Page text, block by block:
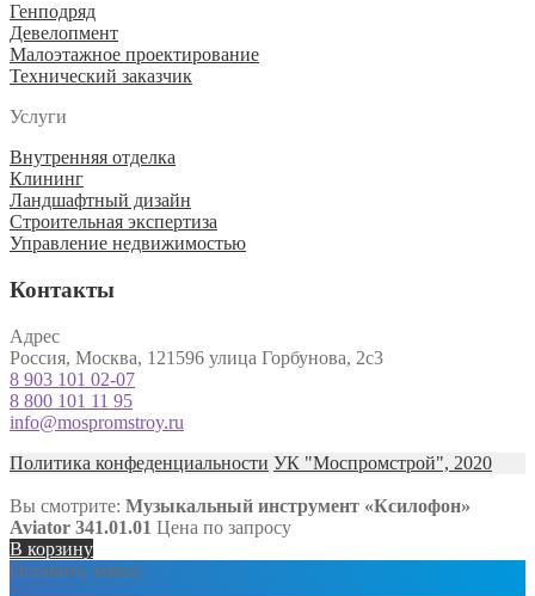
Генподряд
Девелопмент
Малоэтажное проектирование
Технический заказчик
Услуги
Внутренняя отделка
Клининг
Ландшафтный дизайн
Строительная экспертиза
Управление недвижимостью
Контакты
Адрес
Россия, Москва, 121596 улица Горбунова, 2с3
8 903 101 02-07
8 800 101 11 95
info@mospromstroy.ru
Политика конфеденциальности УК "Моспромстрой", 2020
Вы смотрите: Музыкальный инструмент «Ксилофон»
Aviator 341.01.01 Цена по запросу
В корзину
Оставить заявку